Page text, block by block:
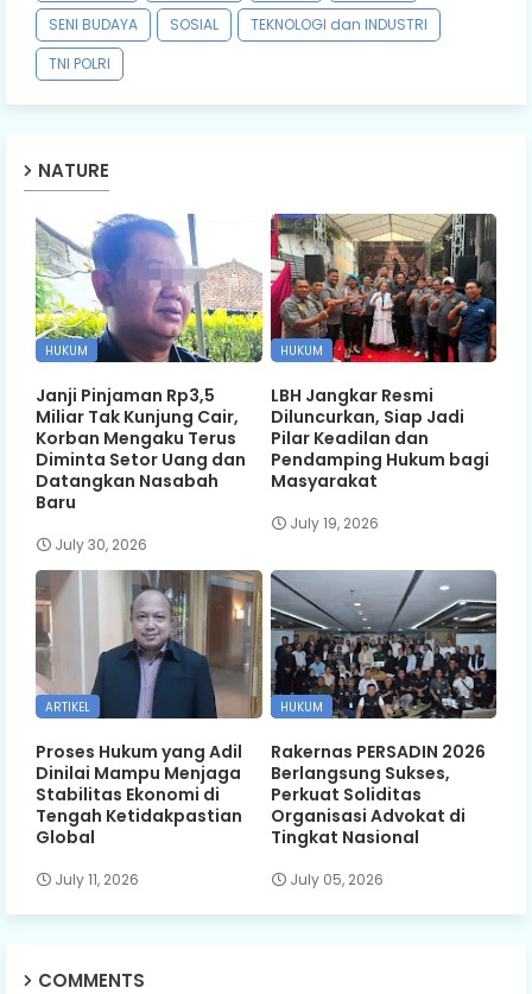
SENI BUDAYA
SOSIAL
TEKNOLOGI dan INDUSTRI
TNI POLRI
NATURE
HUKUM
Janji Pinjaman Rp3,5
Miliar Tak Kunjung Cair,
Korban Mengaku Terus
Diminta Setor Uang dan
Datangkan Nasabah
Baru
July 30, 2026
HUKUM
LBH Jangkar Resmi
Diluncurkan, Siap Jadi
Pilar Keadilan dan
Pendamping Hukum bagi
Masyarakat
July 19, 2026
ARTIKEL
Proses Hukum yang Adil
Dinilai Mampu Menjaga
Stabilitas Ekonomi di
Tengah Ketidakpastian
Global
July 11, 2026
HUKUM
Rakernas PERSADIN 2026
Berlangsung Sukses,
Perkuat Soliditas
Organisasi Advokat di
Tingkat Nasional
July 05, 2026
COMMENTS